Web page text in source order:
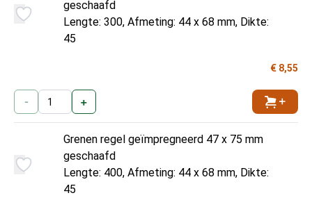
geschaafd
Lengte: 300, Afmeting: 44 x 68 mm, Dikte:
45
€ 8,55
- +
Grenen regel geïmpregneerd 47 x 75 mm
geschaafd
Lengte: 400, Afmeting: 44 x 68 mm, Dikte:
45